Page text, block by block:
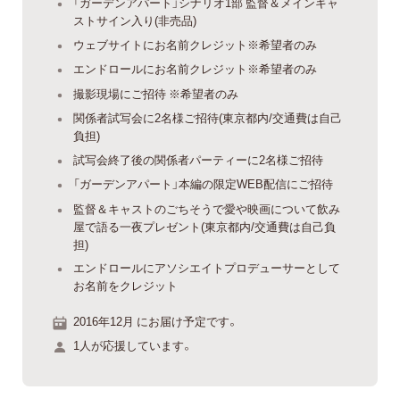
ストサイン入り(非売品)
ウェブサイトにお名前クレジット※希望者のみ
エンドロールにお名前クレジット※希望者のみ
撮影現場にご招待 ※希望者のみ
関係者試写会に2名様ご招待(東京都内/交通費は自己
負担)
試写会終了後の関係者パーティーに2名様ご招待
「ガーデンアパート」本編の限定WEB配信にご招待
監督＆キャストのごちそうで愛や映画について飲み
屋で語る一夜プレゼント(東京都内/交通費は自己負
担)
エンドロールにアソシエイトプロデューサーとして
お名前をクレジット
2016年12月 にお届け予定です。
1人が応援しています。